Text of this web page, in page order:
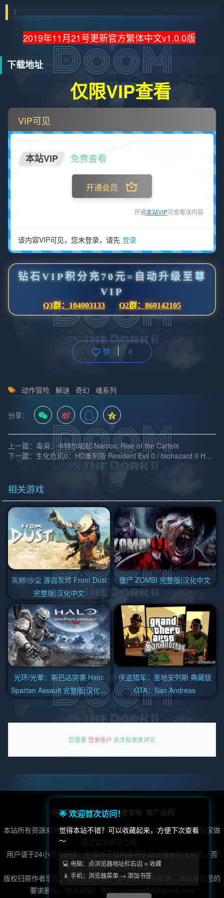
1
2019年11月21号更新官方繁体中文v1.0.0版
下载地址
仅限VIP查看
VIP可见
本站VIP 免费查看
开通会员
开通本站VIP可查看该内容
该内容VIP可见，您未登录，请先 登录
钻石VIP积分充70元=自动升级至尊
VIP
Q3群：104003133 Q2群：860142105
赞 0
动作冒险 解谜 奇幻 魂系列
分享：
上一篇：毒枭：卡特尔崛起 Narcos: Rise of the Cartels
下一篇：生化危机0：HD重制版 Resident Evil 0 / biohazard 0 HD REMASTER v1.6版|集成全DLC|汉化中文
相关游戏
灰烬/沙尘 源自灰烬 From Dust
完整版|汉化中文
僵尸 ZOMBI 完整版|汉化中文
光环/光晕：斯巴达突袭 Halo:
Spartan Assault 完整版|汉化中
文
侠盗猎车：圣地安列斯 典藏版
GTA：San Andreas
您需要登录账户 后才能发表评论
问道须知 免责声明 用爱发电 推广返佣
本站所有资源来源于第三方用户分享，转载，非本站自制，仅供玩家做
用户请于24小时内删除，不得将下载内容用于商业或者非法用途，否
则，一切后果请使用者自负。
版权归原作者享有，如有版权问题，请与我们联系处理，本站将应您的
要求删除。敬请谅解！电邮：acefun888@gmail.com
🌟 欢迎首次访问！
觉得本站不错？可以收藏起来，方便下次查看
～
💻 电脑：点浏览器地址栏右边 ⭐ 收藏
📱 手机：浏览器菜单 → 添加书签